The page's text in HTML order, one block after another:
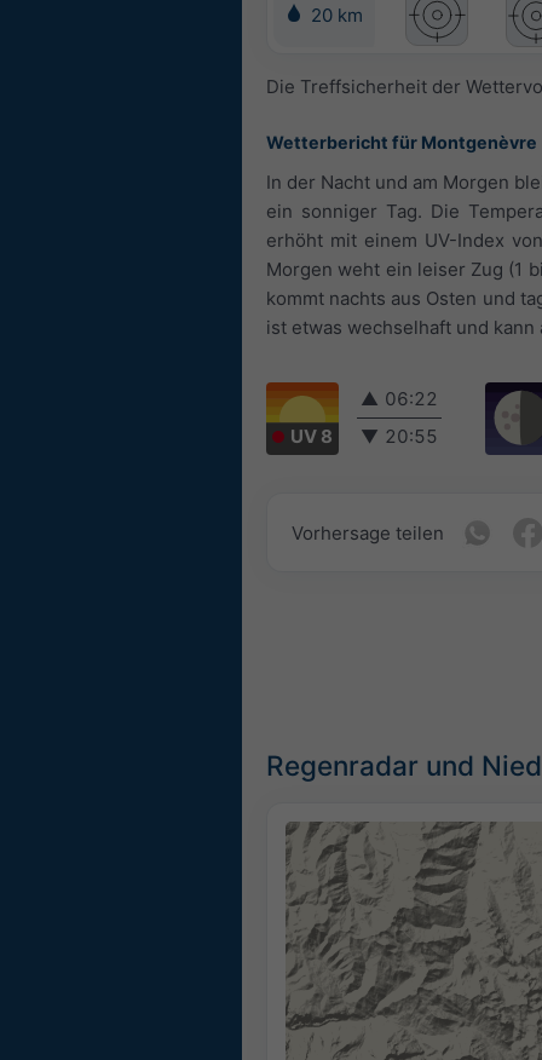
20 km
Die Treffsicherheit der
Wetterbericht für Montgenèvre
In der Nacht und am Morgen
ein sonniger Tag. Die
erhöht mit einem UV-Index
Morgen weht ein leiser Zug (1
kommt nachts aus Osten und
ist etwas wechselhaft und
UV 8
▲ 06:22
▼ 20:55
Vorhersage teilen
Regenradar und